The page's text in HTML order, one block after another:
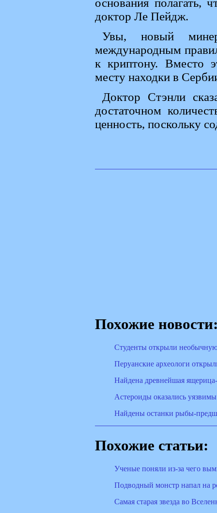
основания полагать,
доктор Ле Пейдж.
Увы, новый
международным
к криптону. Вместо
месту находки в
Доктор Стэнли
достаточном
ценность, поскольку
Похожие
Студенты открыли необычную
Перуанские археологи
Найдена древнейшая
Астероиды оказались уязвимы
Найдены останки рыбы-
Похожие статьи:
Ученые поняли из-за чего
Подводный монстр напал на
Cамая старая звезда во